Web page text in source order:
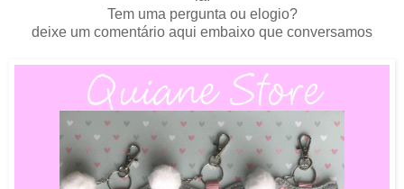
Tem uma pergunta ou elogio?
deixe um comentário aqui embaixo que conversamos